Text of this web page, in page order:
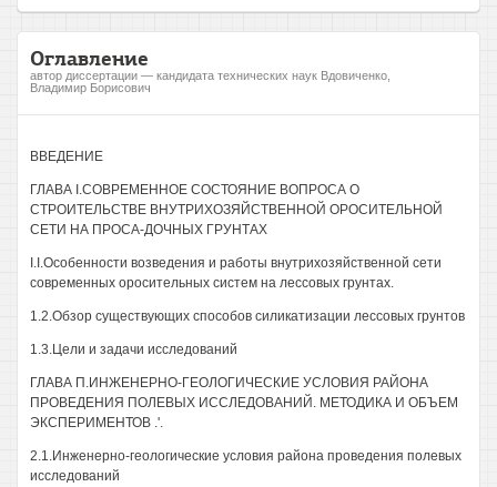
Оглавление
автор диссертации — кандидата технических наук Вдовиченко,
Владимир Борисович
ВВЕДЕНИЕ
ГЛАВА I.СОВРЕМЕННОЕ СОСТОЯНИЕ ВОПРОСА О
СТРОИТЕЛЬСТВЕ ВНУТРИХОЗЯЙСТВЕННОЙ ОРОСИТЕЛЬНОЙ
СЕТИ НА ПРОСА-ДОЧНЫХ ГРУНТАХ
I.I.Особенности возведения и работы внутрихозяйственной сети
современных оросительных систем на лессовых грунтах.
1.2.Обзор существующих способов силикатизации лессовых грунтов
1.3.Цели и задачи исследований
ГЛАВА П.ИНЖЕНЕРНО-ГЕОЛОГИЧЕСКИЕ УСЛОВИЯ РАЙОНА
ПРОВЕДЕНИЯ ПОЛЕВЫХ ИССЛЕДОВАНИЙ. МЕТОДИКА И ОБЪЕМ
ЭКСПЕРИМЕНТОВ .'.
2.1.Инженерно-геологические условия района проведения полевых
исследований